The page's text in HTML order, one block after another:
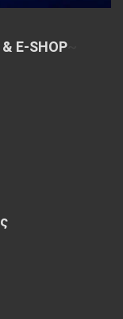
E-SHOP~